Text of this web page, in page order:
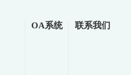
OA系统 联系我们